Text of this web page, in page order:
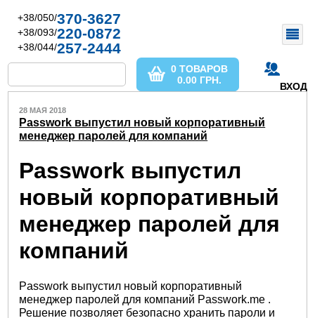
+38/050/370-3627
+38/093/220-0872
+38/044/257-2444
ВХОД
0 ТОВАРОВ
0.00 ГРН.
28 МАЯ 2018
Passwork выпустил новый корпоративный
менеджер паролей для компаний
Passwork выпустил
новый корпоративный
менеджер паролей для
компаний
Passwork выпустил новый корпоративный
менеджер паролей для компаний Passwork.me .
Решение позволяет безопасно хранить пароли и